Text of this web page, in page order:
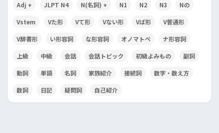
Adj + JLPT N4 N(名詞) + N1 N2 N3 Nの
Vstem Vた形 Vて形 Vない形 Vば形 V普通形
V辞書形 い形容詞 な形容詞 オノマトペ ナ形容詞
上級 中級 会話 会話トピック 初級よみもの 副詞
動詞 単語 名詞 家族紹介 接続詞 数字・数え方
数詞 日記 疑問詞 自己紹介